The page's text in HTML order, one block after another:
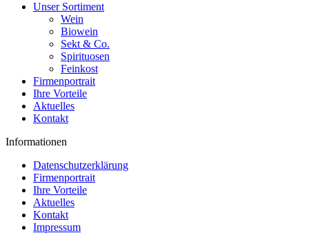
Unser Sortiment
Wein
Biowein
Sekt & Co.
Spirituosen
Feinkost
Firmenportrait
Ihre Vorteile
Aktuelles
Kontakt
Informationen
Datenschutzerklärung
Firmenportrait
Ihre Vorteile
Aktuelles
Kontakt
Impressum